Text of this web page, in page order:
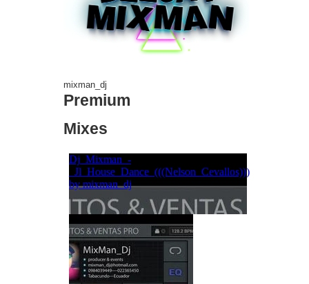
mixman_dj
Premium
Mixes